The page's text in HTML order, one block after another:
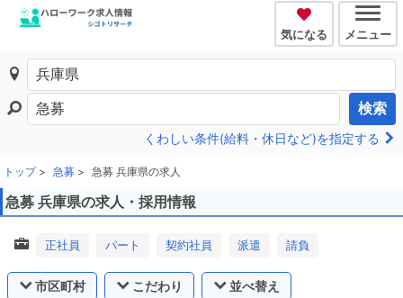
気になる メニュー
検索
くわしい条件(給料・休日など)を指定する
トップ 急募 急募 兵庫県の求人
急募 兵庫県の求人・採用情報
正社員 パート 契約社員 派遣 請負
市区町村 こだわり 並べ替え